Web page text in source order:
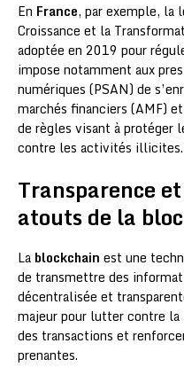
En France, par exemple, la
Croissance et la
adoptée en 2019 pour
impose notamment aux
numériques (PSAN) de
marchés financiers (AMF)
de règles visant à protéger
contre les activités illicites.
Transparence
atouts de la
La blockchain est une
de transmettre des
décentralisée et
majeur pour lutter contre
des transactions et
prenantes.